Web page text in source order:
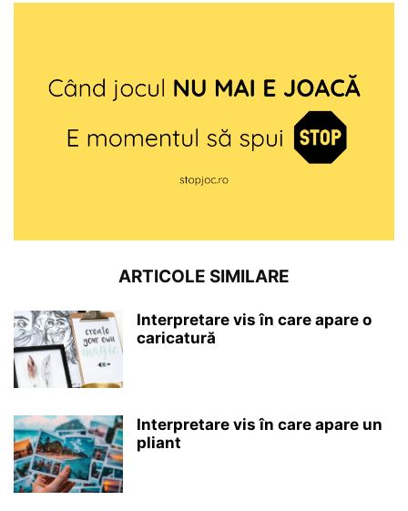
ARTICOLE SIMILARE
Interpretare vis în care apare o
caricatură
Interpretare vis în care apare un
pliant